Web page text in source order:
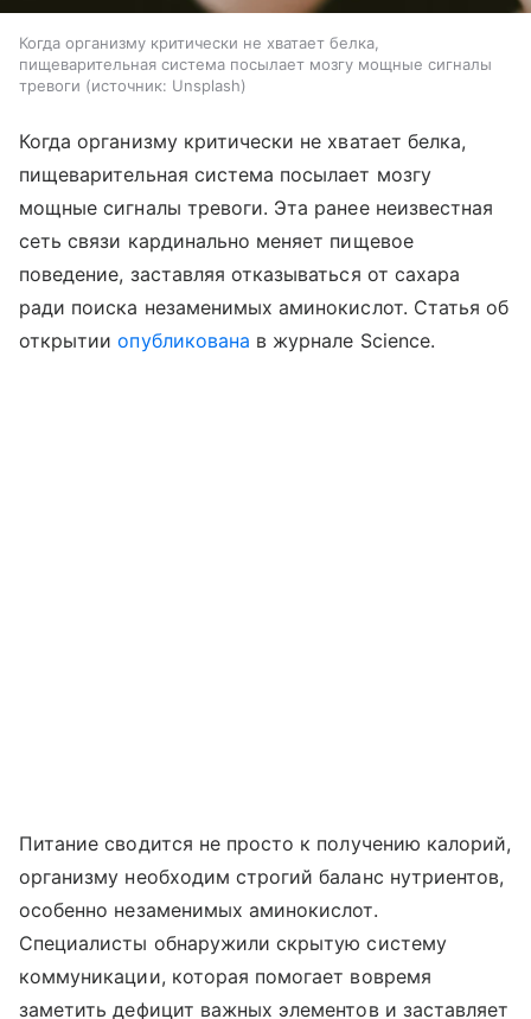
Когда организму критически не хватает белка,
пищеварительная система посылает мозгу мощные сигналы
тревоги
источник: Unsplash
Когда организму критически не хватает белка,
пищеварительная система посылает мозгу
мощные сигналы тревоги. Эта ранее неизвестная
сеть связи кардинально меняет пищевое
поведение, заставляя отказываться от сахара
ради поиска незаменимых аминокислот. Статья об
открытииопубликована в журнале Science.
Питание сводится не просто к получению калорий,
организму необходим строгий баланс нутриентов,
особенно незаменимых аминокислот.
Специалисты обнаружили скрытую систему
коммуникации, которая помогает вовремя
заметить дефицит важных элементов и заставляет